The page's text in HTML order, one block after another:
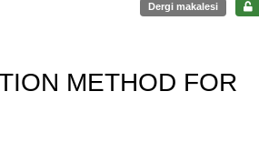
Dergi makalesi
METHOD FOR